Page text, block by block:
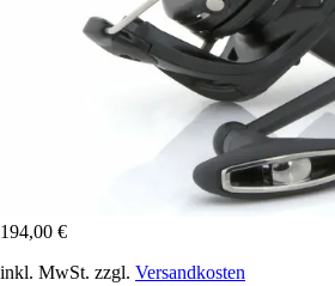
194,00 €
inkl. MwSt. zzgl. Versandkosten